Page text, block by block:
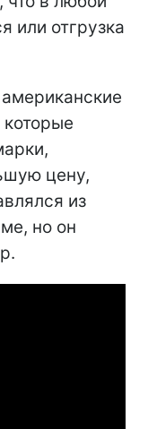
или отгрузка
цену,
из
но он